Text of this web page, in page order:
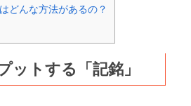
どんな方法があるの？
ットする「記銘」